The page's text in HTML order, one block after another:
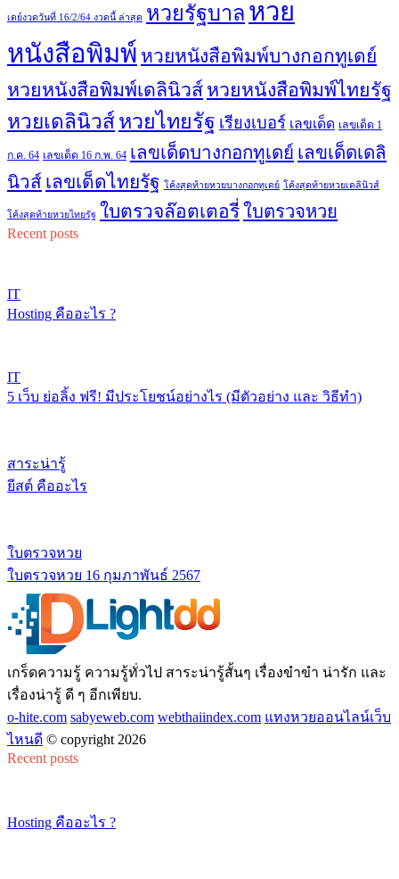
เดย์งวดวันที่ 16/2/64 งวดนี้ ล่าสุด หวยรัฐบาล หวย
หนังสือพิมพ์ หวยหนังสือพิมพ์บางกอกทูเดย์
หวยหนังสือพิมพ์เดลินิวส์ หวยหนังสือพิมพ์ไทยรัฐ
หวยเดลินิวส์ หวยไทยรัฐ เรียงเบอร์ เลขเด็ด เลขเด็ด 1
ก.ค. 64 เลขเด็ด 16 ก.พ. 64 เลขเด็ดบางกอกทูเดย์ เลขเด็ดเดลิ
นิวส์ เลขเด็ดไทยรัฐ โค้งสุดท้ายหวยบางกอกทูเดย์ โค้งสุดท้ายหวยเดลินิวส์
โค้งสุดท้ายหวยไทยรัฐ ใบตรวจล๊อตเตอรี่ใบตรวจหวย
Recent posts
IT
Hosting คืออะไร ?
IT
5 เว็บ ย่อลิ้ง ฟรี! มีประโยชน์อย่างไร (มีตัวอย่าง และ วิธีทำ)
สาระน่ารู้
ยีสต์ คืออะไร
ใบตรวจหวย
ใบตรวจหวย 16 กุมภาพันธ์ 2567
เกร็ดความรู้ ความรู้ทั่วไป สาระน่ารู้สั้นๆ เรื่องขำขำ น่ารัก และ
เรื่องน่ารู้ ดี ๆ อีกเพียบ.
o-hite.com sabyeweb.com webthaiindex.com แทงหวยออนไลน์เว็บ
ไหนดี © copyright 2026
Recent posts
Hosting คืออะไร ?